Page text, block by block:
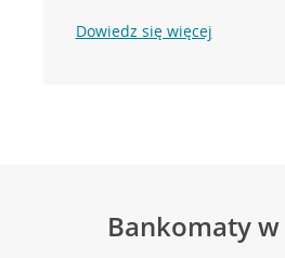
Dowiedz się więcej
Bankomaty